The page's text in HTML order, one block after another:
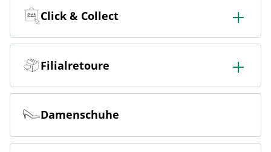
liefern lassen.
Click & Collect
Online bestellen & kostenlos hier in der Filiale abholen
Filialretoure
Online bestellen & kostenlos in der Filiale zurückgeben
Damenschuhe